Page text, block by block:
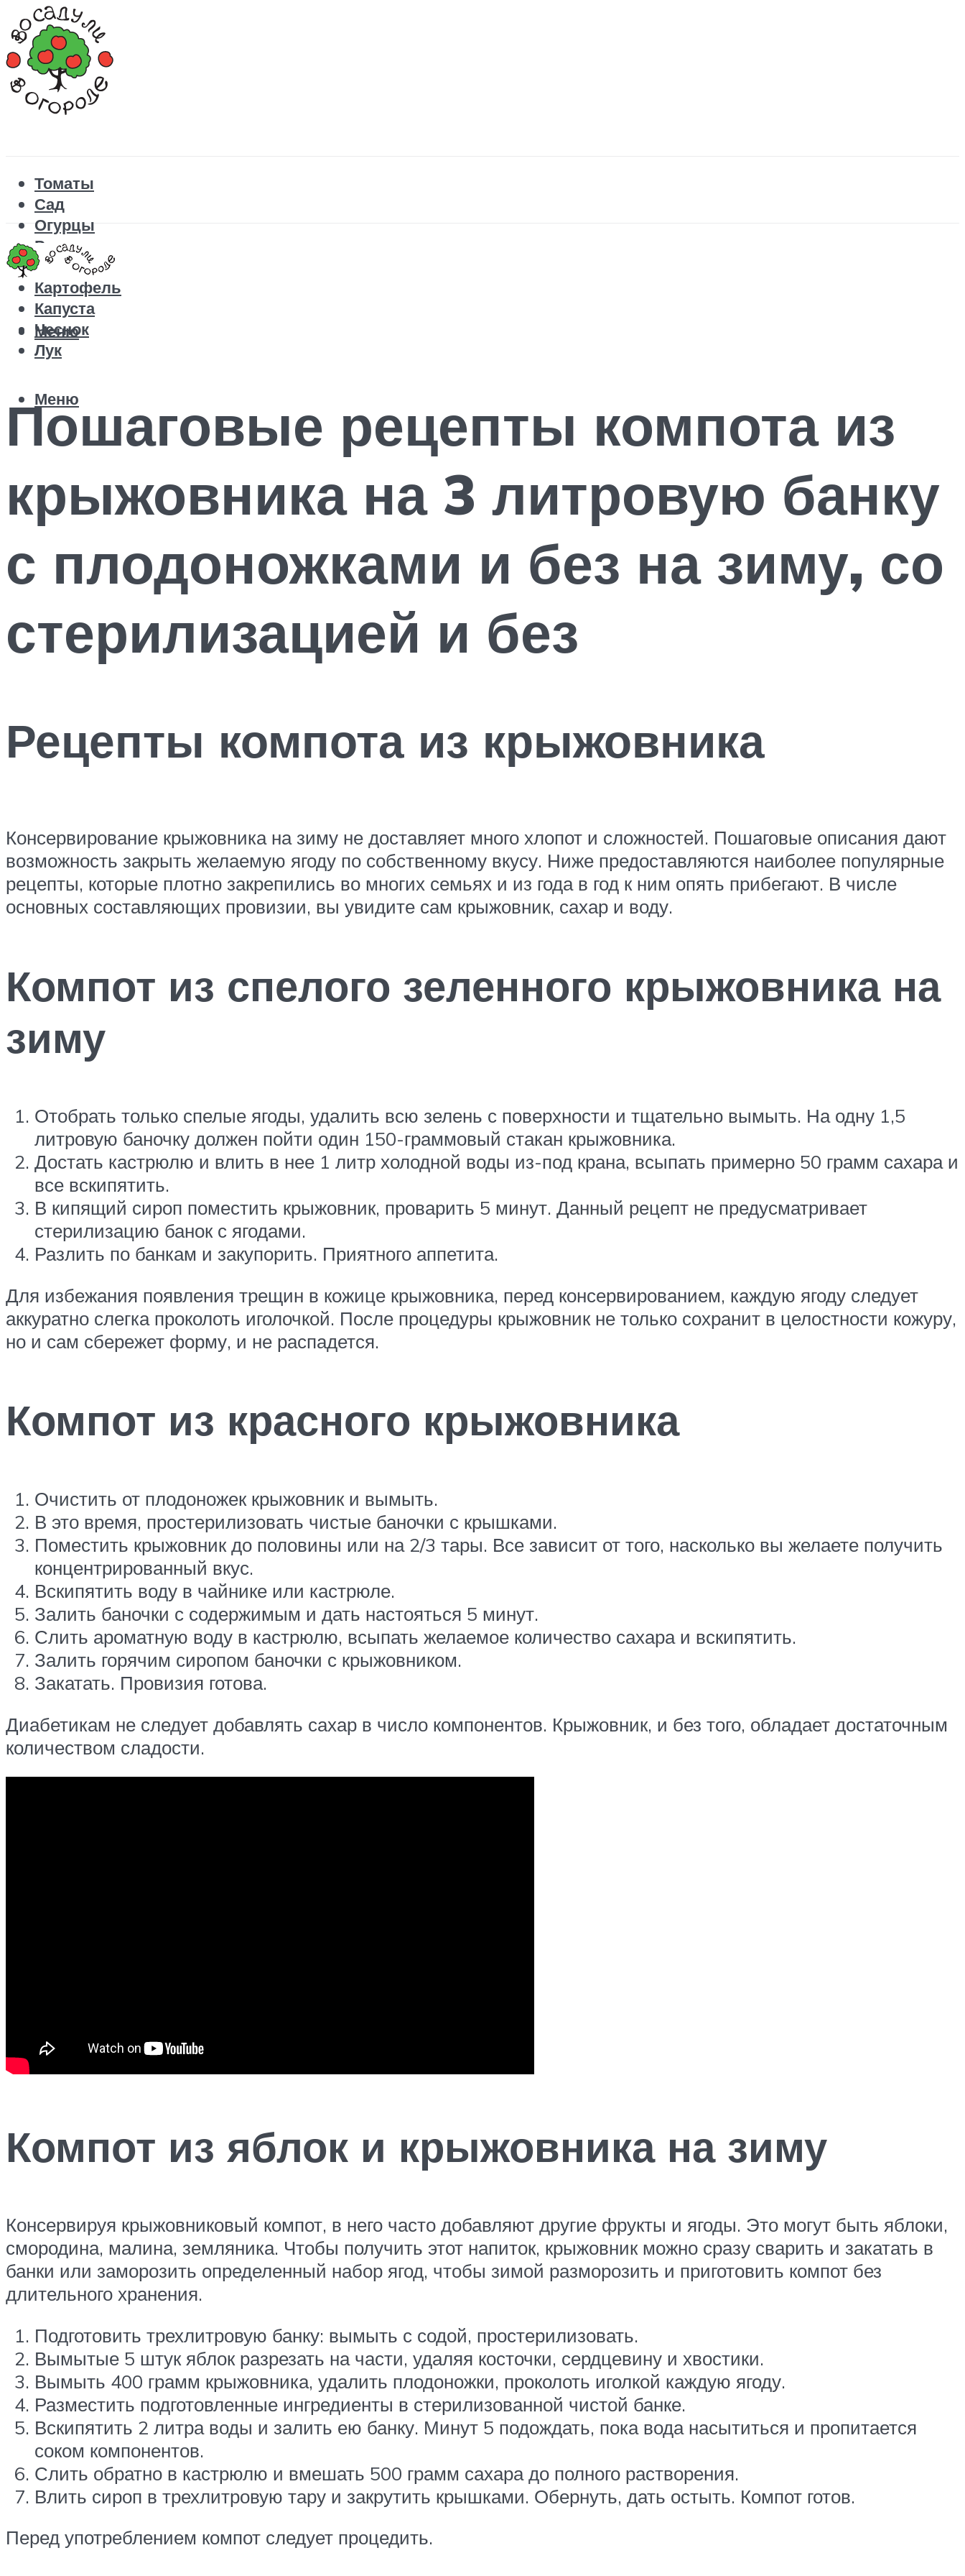
Томаты
Сад
Огурцы
Рецепты
Перец
Картофель
Капуста
Чеснок
Лук
Меню
Меню
Пошаговые рецепты компота из
крыжовника на 3 литровую банку
с плодоножками и без на зиму, со
стерилизацией и без
Рецепты компота из крыжовника
Консервирование крыжовника на зиму не доставляет много хлопот и сложностей. Пошаговые описания дают
возможность закрыть желаемую ягоду по собственному вкусу. Ниже предоставляются наиболее популярные
рецепты, которые плотно закрепились во многих семьях и из года в год к ним опять прибегают. В числе
основных составляющих провизии, вы увидите сам крыжовник, сахар и воду.
Компот из спелого зеленного крыжовника на
зиму
Отобрать только спелые ягоды, удалить всю зелень с поверхности и тщательно вымыть. На одну 1,5
литровую баночку должен пойти один 150-граммовый стакан крыжовника.
Достать кастрюлю и влить в нее 1 литр холодной воды из-под крана, всыпать примерно 50 грамм сахара и
все вскипятить.
В кипящий сироп поместить крыжовник, проварить 5 минут. Данный рецепт не предусматривает
стерилизацию банок с ягодами.
Разлить по банкам и закупорить. Приятного аппетита.
Для избежания появления трещин в кожице крыжовника, перед консервированием, каждую ягоду следует
аккуратно слегка проколоть иголочкой. После процедуры крыжовник не только сохранит в целостности кожуру,
но и сам сбережет форму, и не распадется.
Компот из красного крыжовника
Очистить от плодоножек крыжовник и вымыть.
В это время, простерилизовать чистые баночки с крышками.
Поместить крыжовник до половины или на 2/3 тары. Все зависит от того, насколько вы желаете получить
концентрированный вкус.
Вскипятить воду в чайнике или кастрюле.
Залить баночки с содержимым и дать настояться 5 минут.
Слить ароматную воду в кастрюлю, всыпать желаемое количество сахара и вскипятить.
Залить горячим сиропом баночки с крыжовником.
Закатать. Провизия готова.
Диабетикам не следует добавлять сахар в число компонентов. Крыжовник, и без того, обладает достаточным
количеством сладости.
Компот из яблок и крыжовника на зиму
Консервируя крыжовниковый компот, в него часто добавляют другие фрукты и ягоды. Это могут быть яблоки,
смородина, малина, земляника. Чтобы получить этот напиток, крыжовник можно сразу сварить и закатать в
банки или заморозить определенный набор ягод, чтобы зимой разморозить и приготовить компот без
длительного хранения.
Подготовить трехлитровую банку: вымыть с содой, простерилизовать.
Вымытые 5 штук яблок разрезать на части, удаляя косточки, сердцевину и хвостики.
Вымыть 400 грамм крыжовника, удалить плодоножки, проколоть иголкой каждую ягоду.
Разместить подготовленные ингредиенты в стерилизованной чистой банке.
Вскипятить 2 литра воды и залить ею банку. Минут 5 подождать, пока вода насытиться и пропитается
соком компонентов.
Слить обратно в кастрюлю и вмешать 500 грамм сахара до полного растворения.
Влить сироп в трехлитровую тару и закрутить крышками. Обернуть, дать остыть. Компот готов.
Перед употреблением компот следует процедить.